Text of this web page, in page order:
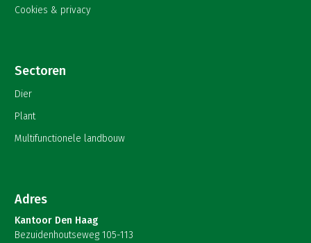
Cookies & privacy
Sectoren
Dier
Plant
Multifunctionele landbouw
Adres
Kantoor Den Haag
Bezuidenhoutseweg 105-113